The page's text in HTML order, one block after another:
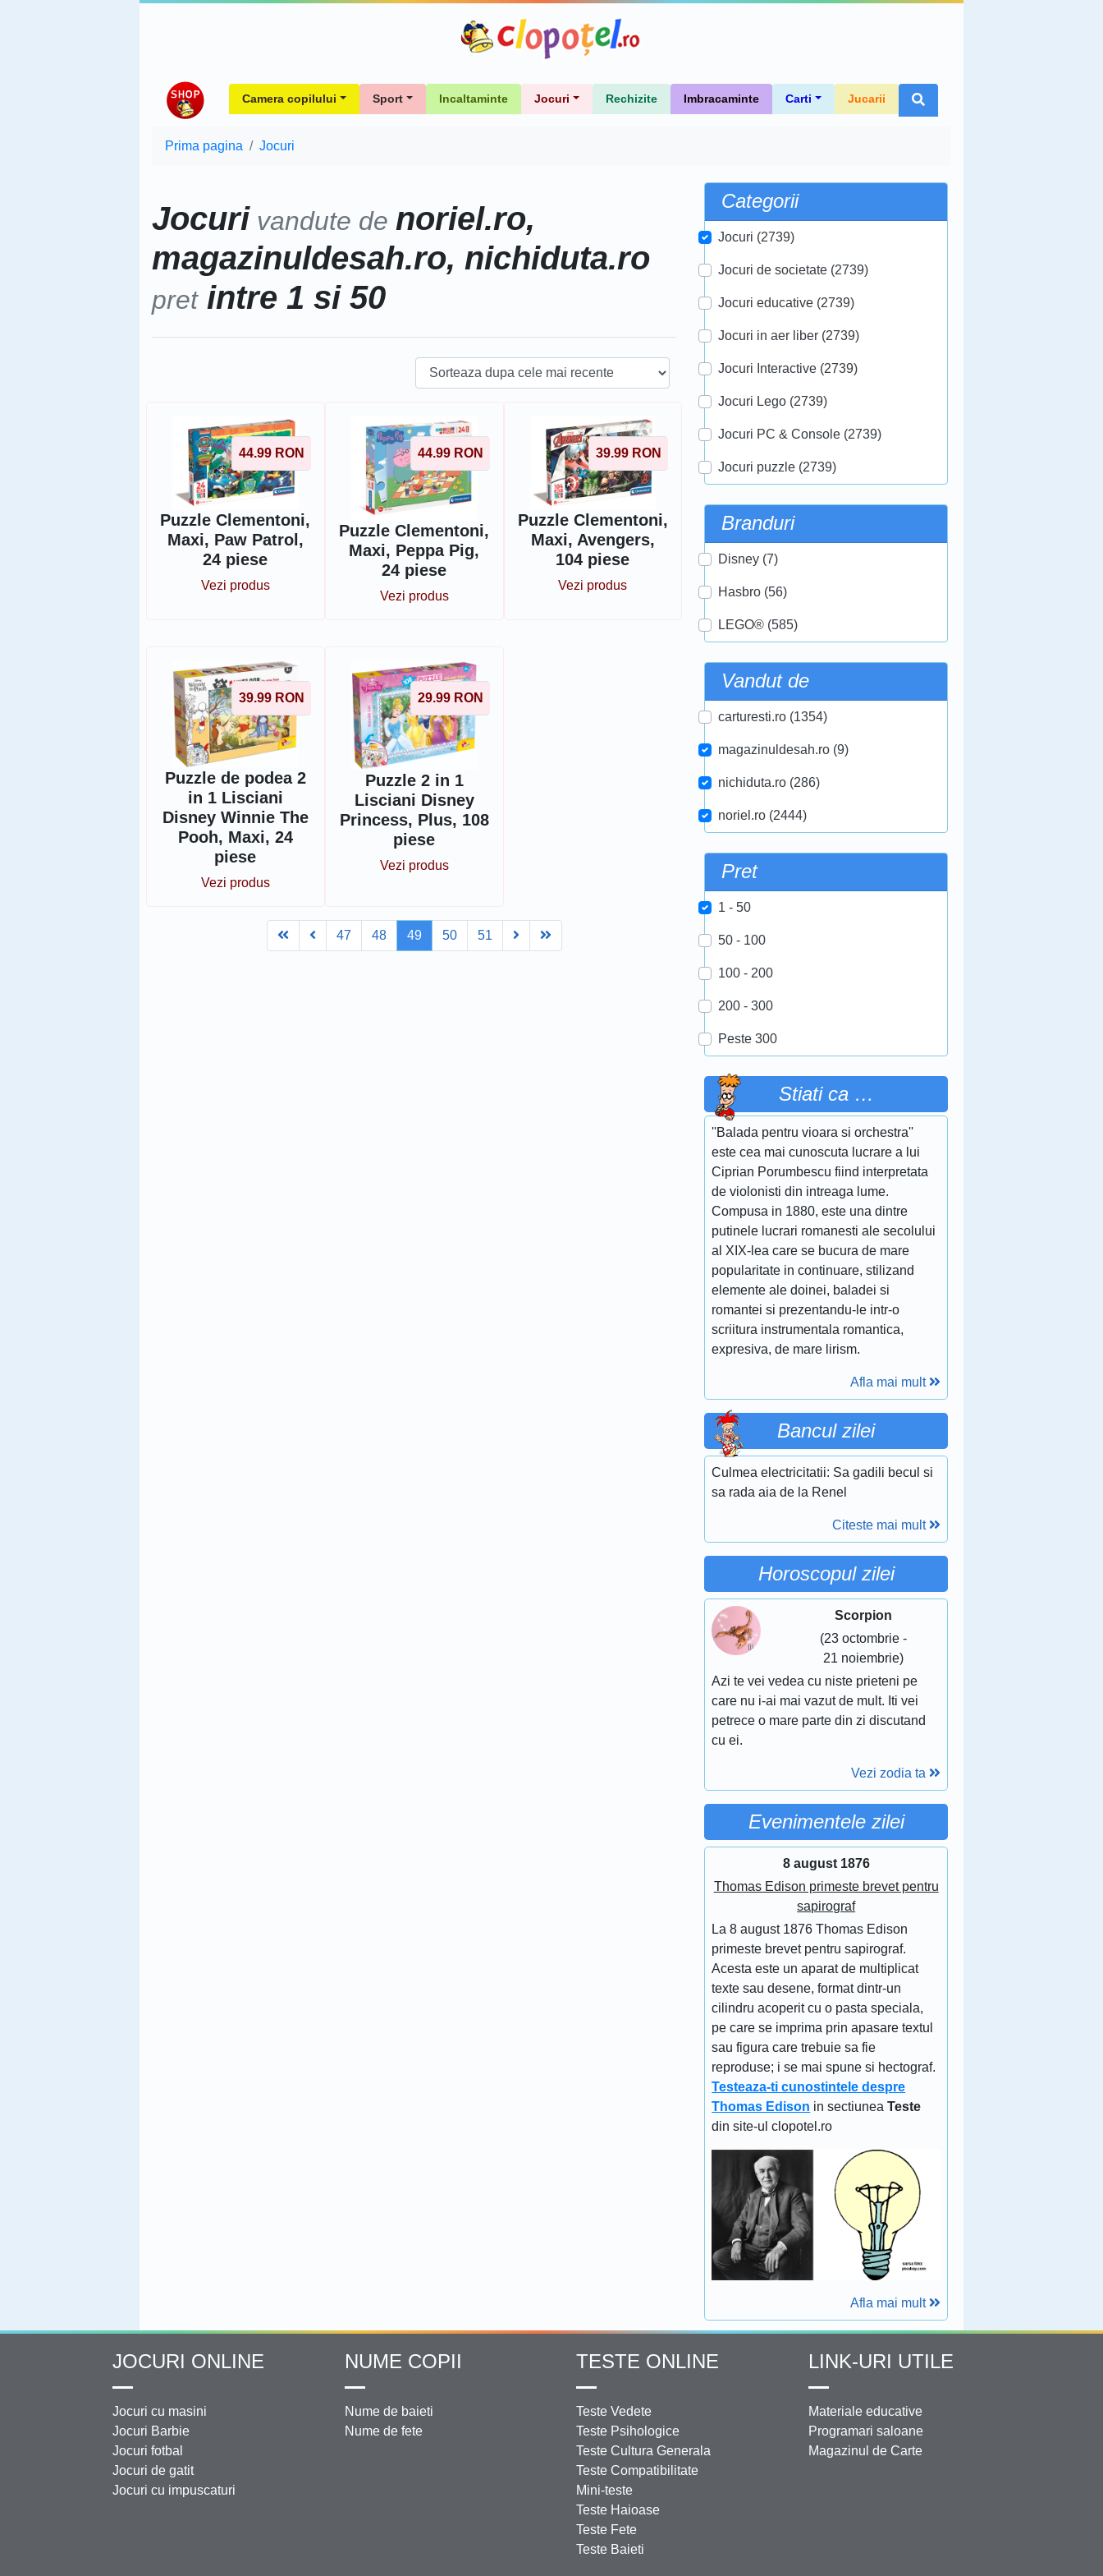
Camera copilului Sport Incaltaminte Jocuri Rechizite Imbracaminte Carti Jucarii
Prima pagina Jocuri
Jocuri vandute de noriel.ro,
magazinuldesah.ro, nichiduta.ro
pretintre 1 si 50
44.99 RON
Puzzle Clementoni,
Maxi, Paw Patrol,
24 piese
Vezi produs
44.99 RON
Puzzle Clementoni,
Maxi, Peppa Pig,
24 piese
Vezi produs
39.99 RON
Puzzle Clementoni,
Maxi, Avengers,
104 piese
Vezi produs
39.99 RON
Puzzle de podea 2
in 1 Lisciani
Disney Winnie The
Pooh, Maxi, 24
piese
Vezi produs
29.99 RON
Puzzle 2 in 1
Lisciani Disney
Princess, Plus, 108
piese
Vezi produs
FirstPrev47 48 49 50 51 Next Last
Categorii
Jocuri (2739)
Jocuri de societate (2739)
Jocuri educative (2739)
Jocuri in aer liber (2739)
Jocuri Interactive (2739)
Jocuri Lego (2739)
Jocuri PC & Console (2739)
Jocuri puzzle (2739)
Branduri
Disney (7)
Hasbro (56)
LEGO® (585)
Vandut de
carturesti.ro (1354)
magazinuldesah.ro (9)
nichiduta.ro (286)
noriel.ro (2444)
Pret
1 - 50
50 - 100
100 - 200
200 - 300
Peste 300
Stiati ca …
''Balada pentru vioara si orchestra''
este cea mai cunoscuta lucrare a lui
Ciprian Porumbescu fiind interpretata
de violonisti din intreaga lume.
Compusa in 1880, este una dintre
putinele lucrari romanesti ale secolului
al XIX-lea care se bucura de mare
popularitate in continuare, stilizand
elemente ale doinei, baladei si
romantei si prezentandu-le intr-o
scriitura instrumentala romantica,
expresiva, de mare lirism.
Afla mai mult
Bancul zilei
Culmea electricitatii: Sa gadili becul si
sa rada aia de la Renel
Citeste mai mult
Horoscopul zilei
Scorpion
(23 octombrie -
21 noiembrie)
Azi te vei vedea cu niste prieteni pe
care nu i-ai mai vazut de mult. Iti vei
petrece o mare parte din zi discutand
cu ei.
Vezi zodia ta
Evenimentele zilei
8 august 1876
Thomas Edison primeste brevet pentru
sapirograf
La 8 august 1876 Thomas Edison
primeste brevet pentru sapirograf.
Acesta este un aparat de multiplicat
texte sau desene, format dintr-un
cilindru acoperit cu o pasta speciala,
pe care se imprima prin apasare textul
sau figura care trebuie sa fie
reproduse; i se mai spune si hectograf.
Testeaza-ti cunostintele despre
Thomas Edison in sectiuneaTeste
din site-ul clopotel.ro
Afla mai mult
JOCURI ONLINE
Jocuri cu masini
Jocuri Barbie
Jocuri fotbal
Jocuri de gatit
Jocuri cu impuscaturi
NUME COPII
Nume de baieti
Nume de fete
TESTE ONLINE
Teste Vedete
Teste Psihologice
Teste Cultura Generala
Teste Compatibilitate
Mini-teste
Teste Haioase
Teste Fete
Teste Baieti
LINK-URI UTILE
Materiale educative
Programari saloane
Magazinul de Carte